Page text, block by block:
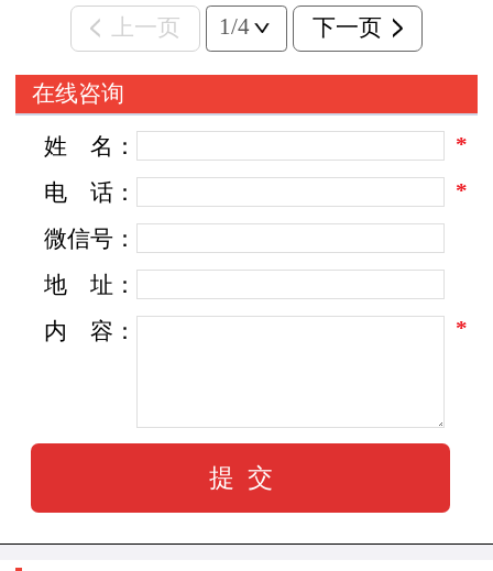
豆豆鞋
上一页 1/4 下一页
在线咨询
姓
名：
*
电
话：
*
微信号：
地
址：
内
容： *